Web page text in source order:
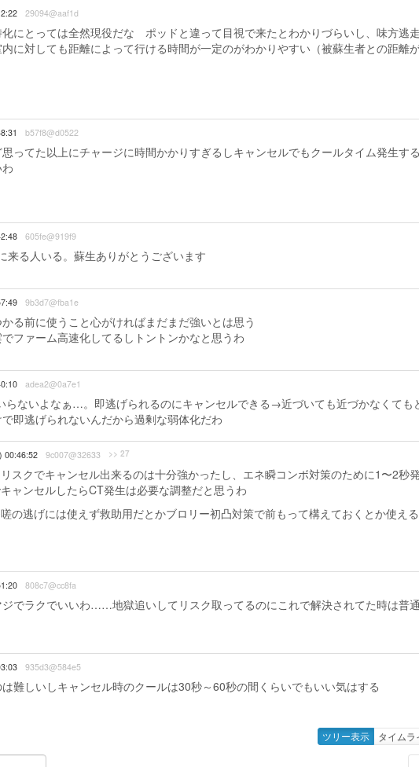
29094@aaf1d
にとっては全然現役だな ポッドと違って目視で来たとわかりづらいし、味方逃
に対しても距離によって行ける時間が一定のがわかりやすい（被蘇生者との距離
b57f8@d0522
ってた以上にチャージに時間かかりすぎるしキャンセルでもクールタイム発生す
605fe@919f9
来る人いる。蘇生ありがとうございます
9b3d7@fba1e
る前に使うこと心がければまだまだ強いとは思う
ファーム高速化してるしトントンかなと思うわ
adea2@0a7e1
らないよなぁ…。即逃げられるのにキャンセルできる→近づいても近づかなくても
即逃げられないんだから過剰な弱体化だわ
00:46:52 9c007@32633 >> 27
スクでキャンセル出来るのは十分強かったし、エネ瞬コンボ対策のために1〜2秒
ャンセルしたらCT発生は必要な調整だと思うわ
の逃げには使えず救助用だとかブロリー初凸対策で前もって構えておくとか使え
808c7@cc8fa
でラクでいいわ……地獄追いしてリスク取ってるのにこれで解決されてた時は普
935d3@584e5
難しいしキャンセル時のクールは30秒～60秒の間くらいでもいい気はする
ツリー表示 タイムラ